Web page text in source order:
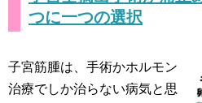
つに一つの選択
子宮筋腫は、手術かホルモン
治療でしか治らない病気と思